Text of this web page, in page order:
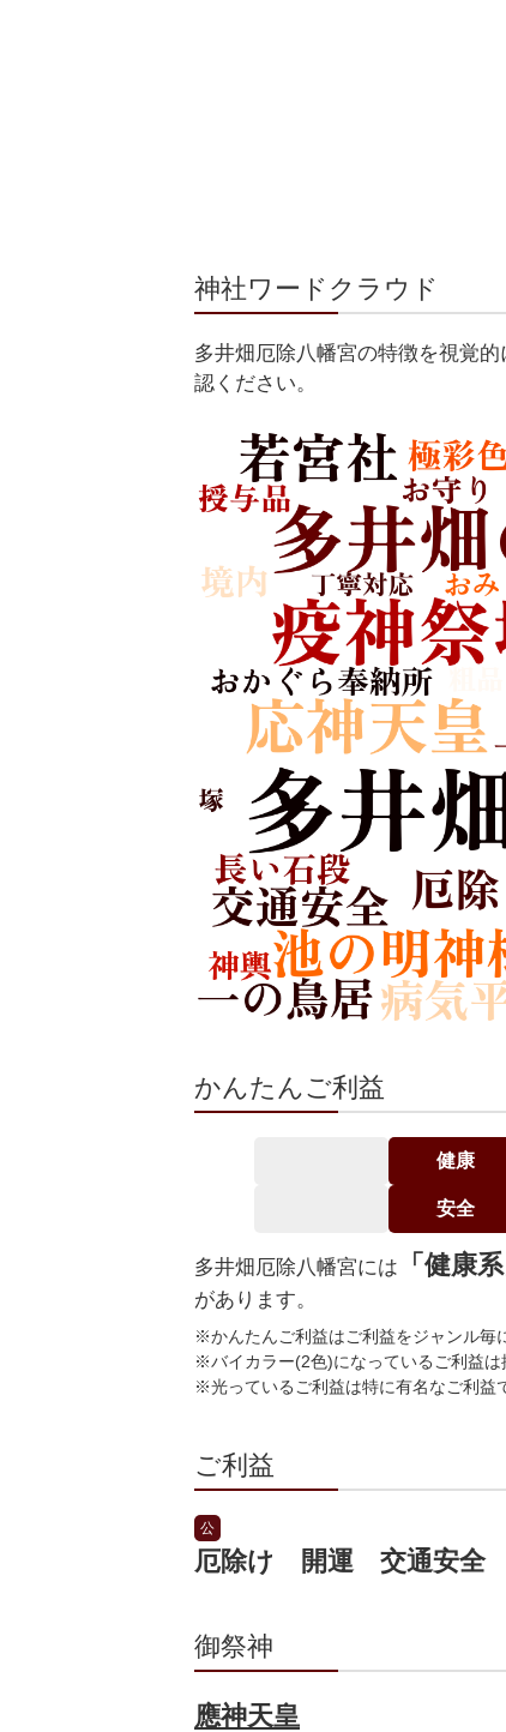
神社ワードクラウド
多井畑厄除八幡宮の特徴を視覚
認ください。
かんたんご利益
健康
安全
多井畑厄除八幡宮には 「健康
があります。
※かんたんご利益はご利益をジャンル毎
※バイカラー(2色)になっているご利益は
※光っているご利益は特に有名なご利益
ご利益
公
厄除け 開運 交通安全
御祭神
應神天皇